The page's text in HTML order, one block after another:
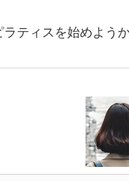
ラティスを始めよう